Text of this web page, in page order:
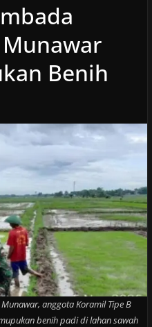
Munawar
Benih
anggota Koramil Tipe B
benih padi di lahan sawah